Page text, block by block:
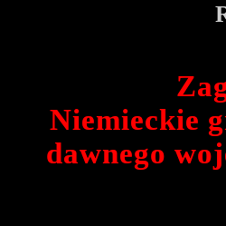
Niemieckie
dawnego